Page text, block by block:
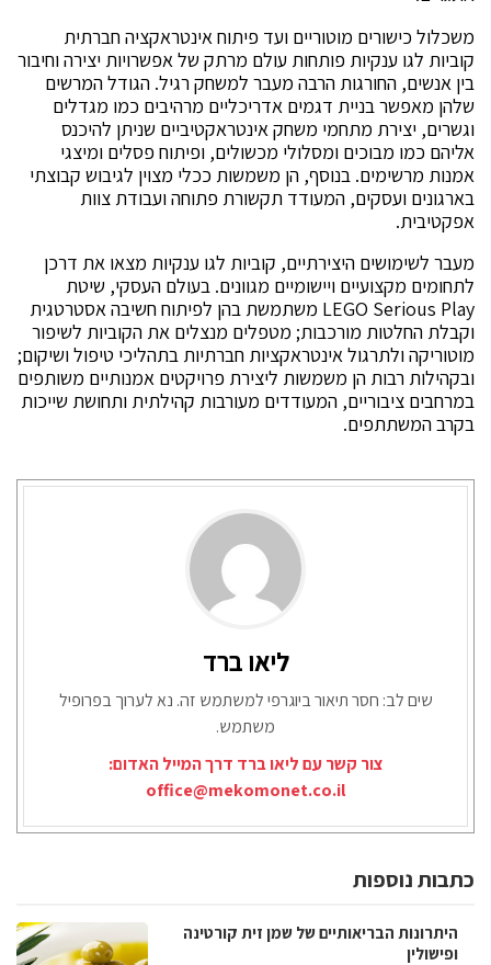
משכלול כישורים מוטוריים ועד פיתוח אינטראקציה חברתית
קוביות לגו ענקיות פותחות עולם מרתק של אפשרויות יצירה וחיבור
בין אנשים, החורגות הרבה מעבר למשחק רגיל. הגודל המרשים
שלהן מאפשר בניית דגמים אדריכליים מרהיבים כמו מגדלים
וגשרים, יצירת מתחמי משחק אינטראקטיביים שניתן להיכנס
אליהם כמו מבוכים ומסלולי מכשולים, ופיתוח פסלים ומיצגי
אמנות מרשימים. בנוסף, הן משמשות ככלי מצוין לגיבוש קבוצתי
בארגונים ועסקים, המעודד תקשורת פתוחה ועבודת צוות
אפקטיבית.
מעבר לשימושים היצירתיים, קוביות לגו ענקיות מצאו את דרכן
לתחומים מקצועיים ויישומיים מגוונים. בעולם העסקי, שיטת
LEGO Serious Play משתמשת בהן לפיתוח חשיבה אסטרטגית
וקבלת החלטות מורכבות; מטפלים מנצלים את הקוביות לשיפור
מוטוריקה ולתרגול אינטראקציות חברתיות בתהליכי טיפול ושיקום;
ובקהילות רבות הן משמשות ליצירת פרויקטים אמנותיים משותפים
במרחבים ציבוריים, המעודדים מעורבות קהילתית ותחושת שייכות
בקרב המשתתפים.
ליאו ברד
שים לב: חסר תיאור ביוגרפי למשתמש זה. נא לערוך בפרופיל
משתמש.
צור קשר עם ליאו ברד דרך המייל האדום:
office@mekomonet.co.il
כתבות נוספות
היתרונות הבריאותיים של שמן זית קורטינה
ופישולין